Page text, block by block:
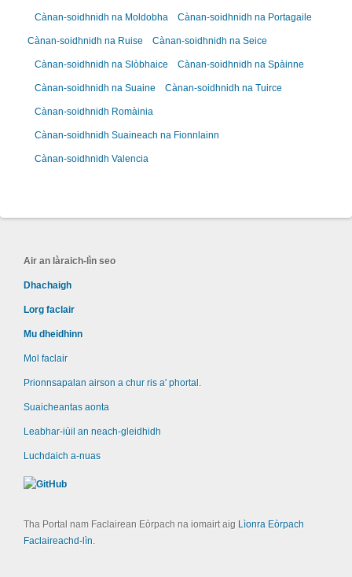
Cànan-soidhnidh na Moldobha Cànan-soidhnidh na Portagaile
Cànan-soidhnidh na Ruise Cànan-soidhnidh na Seice
Cànan-soidhnidh na Slòbhaice Cànan-soidhnidh na Spàinne
Cànan-soidhnidh na Suaine Cànan-soidhnidh na Tuirce
Cànan-soidhnidh Romàinia
Cànan-soidhnidh Suaineach na Fionnlainn
Cànan-soidhnidh Valencia
Air an làraich-lìn seo
Dhachaigh
Lorg faclair
Mu dheidhinn
Mol faclair
Prionnsapalan airson a chur ris a' phortal.
Suaicheantas aonta
Leabhar-iùil an neach-gleidhidh
Luchdaich a-nuas
Tha Portal nam Faclairean Eòrpach na iomairt aig Lìonra Eòrpach
Faclaireachd-lìn.